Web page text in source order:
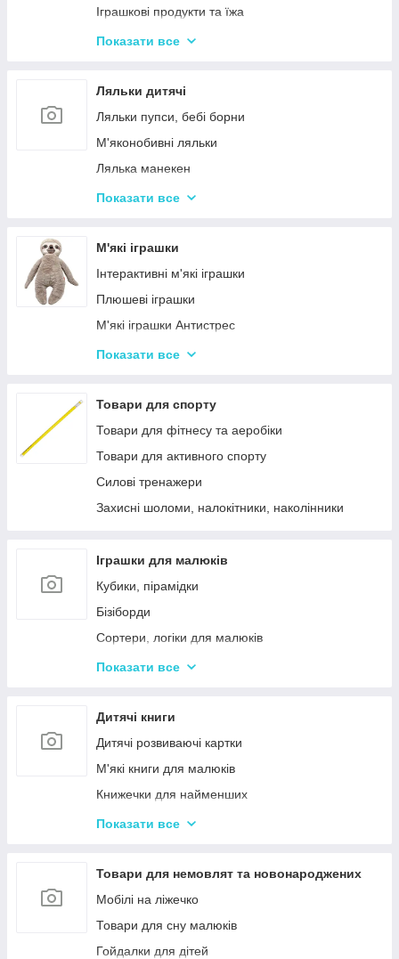
Іграшкові продукти та їжа
Іграшковий посуд
Дитячі ігрові набори для прибирання
Дитячі рольові набори лікаря
Дитячий ігровий набір кухня
Дитячий ігровий магазин, касса
Іграшковий салон краси, трюмо
Показати все
Ляльки дитячі
Ляльки пупси, бебі борни
М'яконобивні ляльки
Лялька манекен
Барбі та схожі ляльки
Лялькові будиночки
Візочки для ляльок
Ліжечка для ляльок
Одяг та аксесуари для Ляльок
Показати все
М'які іграшки
Інтерактивні м'які іграшки
Плюшеві іграшки
М'які іграшки Антистрес
Іграшки для лялькового театру
Показати все
Товари для спорту
Товари для фітнесу та аеробіки
Товари для активного спорту
Силові тренажери
Захисні шоломи, налокітники, наколінники
Іграшки для малюків
Кубики, пірамідки
Бізіборди
Сортери, логіки для малюків
Іграшки з музичними ефектами
Машинки іграшкові для дітей
Дитяче кермо
Іграшка Неваляшка
Каталки з ручкою і на мотузочці
Розвиваючі килимки
Магнітна риболовля для дітей
Стрибуни для дітей
Показати все
Дитячі книги
Дитячі розвиваючі картки
М'які книги для малюків
Книжечки для найменших
Книги з наклейками
Книги для дітей початкових класів
Книги для підлітків
Енциклопедії для дітей
Показати все
Товари для немовлят та новонароджених
Мобілі на ліжечко
Товари для сну малюків
Гойдалки для дітей